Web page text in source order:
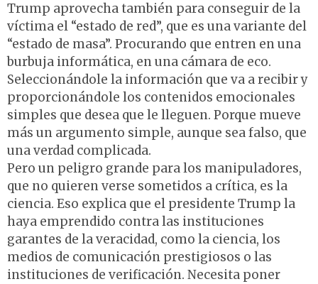
Trump aprovecha también para conseguir de la
víctima el “estado de red”, que es una variante del
“estado de masa”. Procurando que entren en una
burbuja informática, en una cámara de eco.
Seleccionándole la información que va a recibir y
proporcionándole los contenidos emocionales
simples que desea que le lleguen. Porque mueve
más un argumento simple, aunque sea falso, que
una verdad complicada.
Pero un peligro grande para los manipuladores,
que no quieren verse sometidos a crítica, es la
ciencia. Eso explica que el presidente Trump la
haya emprendido contra las instituciones
garantes de la veracidad, como la ciencia, los
medios de comunicación prestigiosos o las
instituciones de verificación. Necesita poner